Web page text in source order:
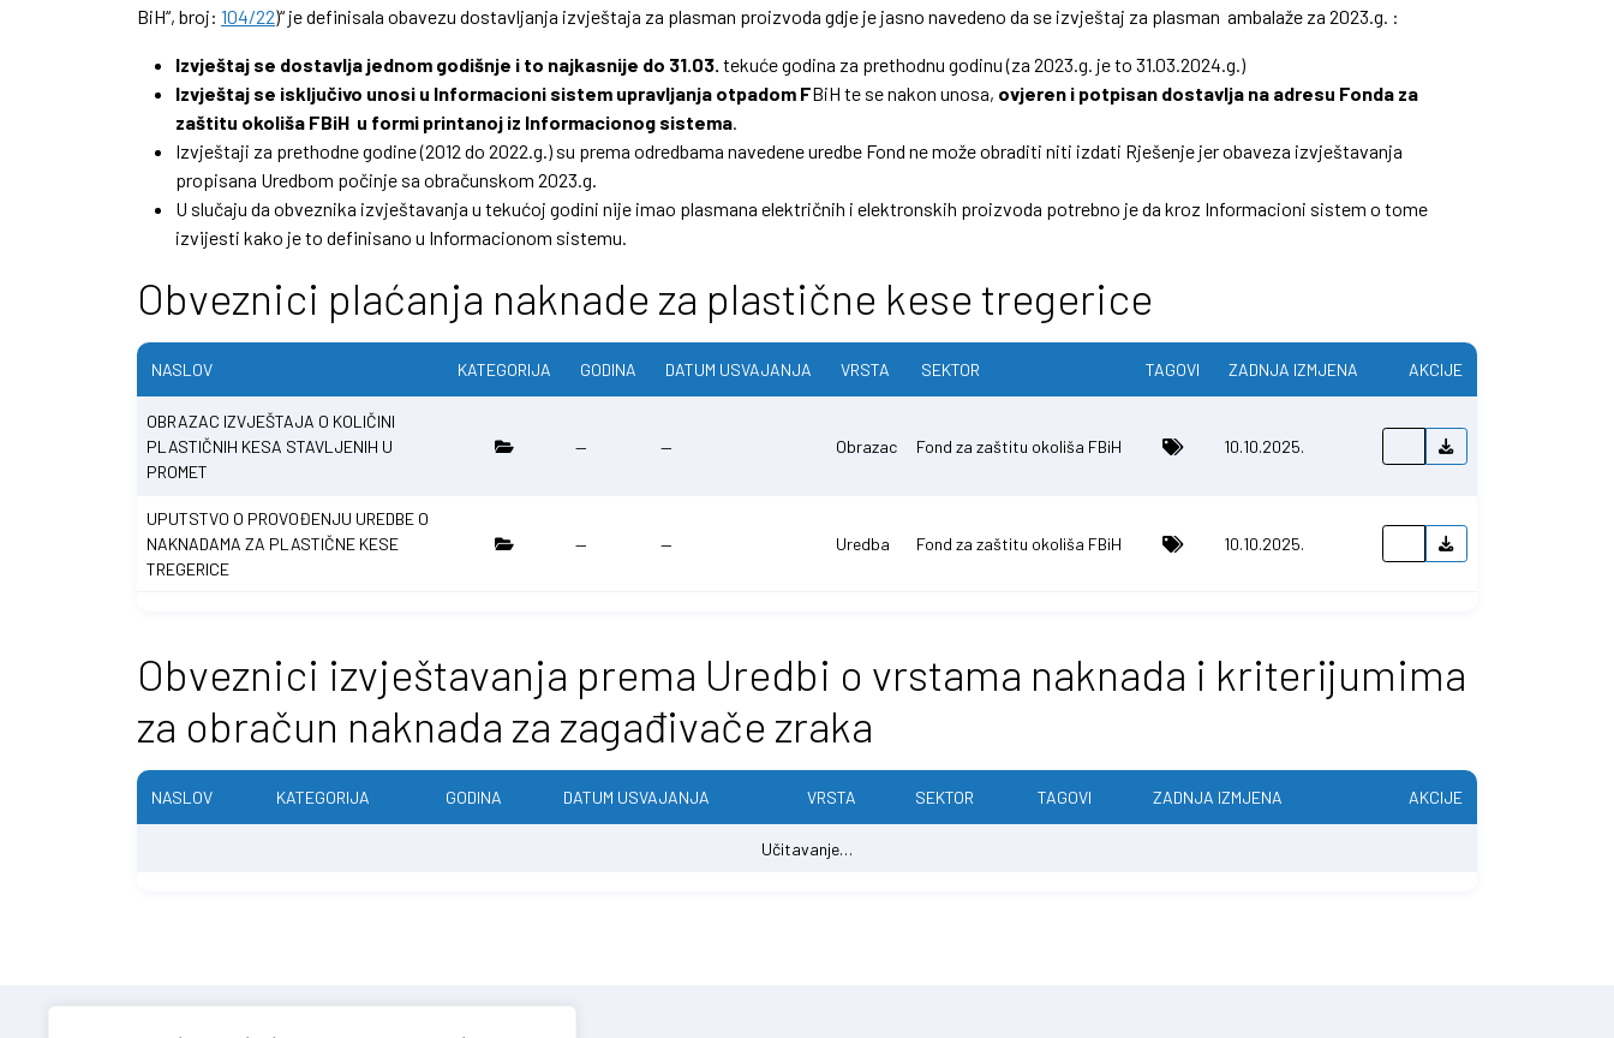
BiH“, broj: 104/22)“ je definisala obavezu dostavljanja izvještaja za plasman proizvoda gdje je jasno navedeno da se izvještaj za plasman ambalaže za 2023.g. :
Izvještaj se dostavlja jednom godišnje i to najkasnije do 31.03. tekuće godina za prethodnu godinu (za 2023.g. je to 31.03.2024.g.)
Izvještaj se isključivo unosi u Informacioni sistem upravljanja otpadom FBiH te se nakon unosa, ovjeren i potpisan dostavlja na adresu Fonda za
zaštitu okoliša FBiH u formi printanoj iz Informacionog sistema.
Izvještaji za prethodne godine (2012 do 2022.g.) su prema odredbama navedene uredbe Fond ne može obraditi niti izdati Rješenje jer obaveza izvještavanja
propisana Uredbom počinje sa obračunskom 2023.g.
U slučaju da obveznika izvještavanja u tekućoj godini nije imao plasmana električnih i elektronskih proizvoda potrebno je da kroz Informacioni sistem o tome
izvijesti kako je to definisano u Informacionom sistemu.
Obveznici plaćanja naknade za plastične kese tregerice
NASLOV KATEGORIJA GODINA DATUM USVAJANJA VRSTA SEKTOR TAGOVI ZADNJA IZMJENA AKCIJE
OBRAZAC IZVJEŠTAJA O KOLIČINI
PLASTIČNIH KESA STAVLJENIH U
PROMET
— — Obrazac Fond za zaštitu okoliša FBiH 10.10.2025.
UPUTSTVO O PROVOĐENJU UREDBE O
NAKNADAMA ZA PLASTIČNE KESE
TREGERICE
— — Uredba Fond za zaštitu okoliša FBiH 10.10.2025.
Obveznici izvještavanja prema Uredbi o vrstama naknada i kriterijumima
za obračun naknada za zagađivače zraka
NASLOV KATEGORIJA GODINA DATUM USVAJANJA VRSTA SEKTOR TAGOVI ZADNJA IZMJENA AKCIJE
Učitavanje…